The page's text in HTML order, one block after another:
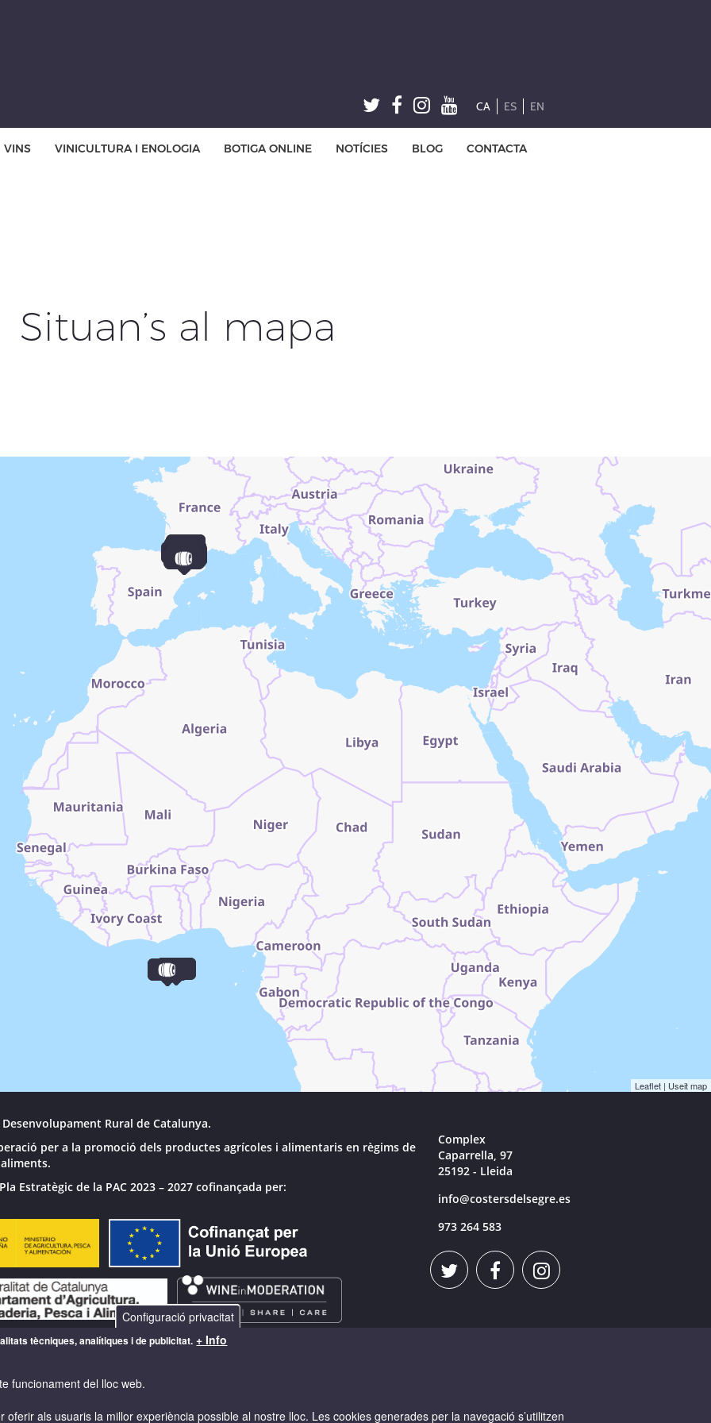
VINS VINICULTURA I ENOLOGIA BOTIGA ONLINE NOTÍCIES BLOG CONTACTA
CA ES EN
Situan’s al mapa
Leaflet | Useit map
Rural de Catalunya.
per a la promoció dels productes agrícoles i alimentaris en règims de
Estratègic de la PAC 2023 – 2027 cofinançada per:
Complex
Caparrella, 97
25192 - Lleida
info@costersdelsegre.es
973 264 583
Configuració privacitat
tècniques, analítiques i de publicitat. + Info
funcionament del lloc web.
als usuaris la millor experiència possible al nostre lloc. Les cookies generades per la navegació s’utilitzen